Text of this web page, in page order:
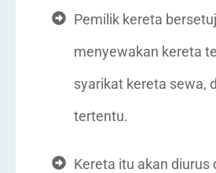
Pemilik kereta
menyewakan kereta
syarikat kereta sewa,
tertentu.
Kereta itu akan diurus